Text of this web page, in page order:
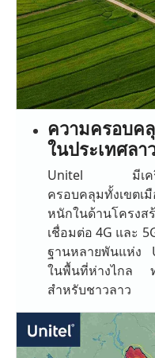
ความครอบค
ในประเทศลา
Unitel มีเครือข่
ครอบคลุมทั้งเขตเ
หนักในด้านโครง
เชื่อมต่อ 4G และ
ฐานหลายพันแห่ง
ในพื้นที่ห่างไกล ท
สำหรับชาวลาว